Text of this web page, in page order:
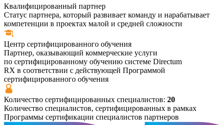
Квалифицированный партнер
Статус партнера, который развивает команду и нарабатывает
компетенции в проектах малой и средней сложности
Центр сертифицированного обучения
Партнер, оказывающий коммерческие услуги
по сертифицированному обучению системе Directum
RX в соответствии с действующей Программой
сертифицированного обучения
Количество сертифицированных специалистов: 20
Количество специалистов, сертифицированных в рамках
Программы сертификации специалистов партнеров